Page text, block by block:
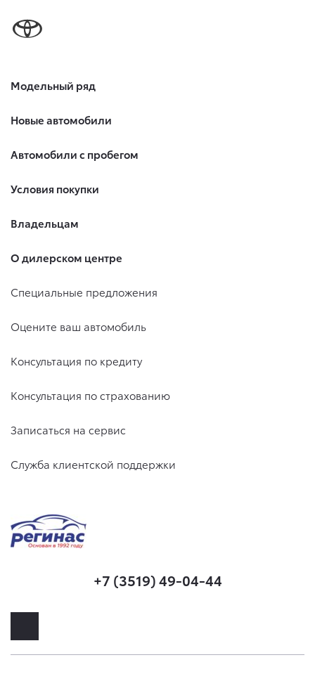
Модельный ряд
Новые автомобили
Автомобили с пробегом
Условия покупки
Владельцам
О дилерском центре
Специальные предложения
Оцените ваш автомобиль
Консультация по кредиту
Консультация по страхованию
Записаться на сервис
Служба клиентской поддержки
+7 (3519) 49-04-44